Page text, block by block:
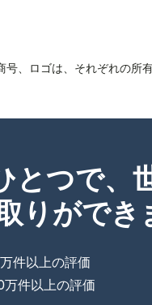
号、ロゴは、それぞれの所
とつで、
りができ
件以上の評価
（別ウィ
万件以上の評価
（別ウィ